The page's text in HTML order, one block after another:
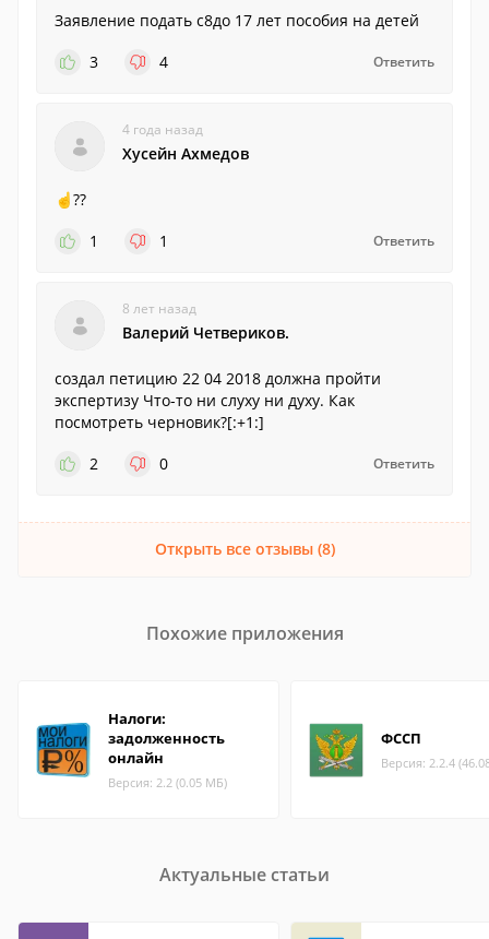
Заявление подать с8до 17 лет пособия на детей
3
4 Ответить
4 года назад
Хусейн Ахмедов
☝️??
1
1 Ответить
8 лет назад
Валерий Четвериков.
создал петицию 22 04 2018 должна пройти
экспертизу Что-то ни слуху ни духу. Как
посмотреть черновик?[:+1:]
2
0 Ответить
Открыть все отзывы (8)
Похожие приложения
Налоги:
задолженность
онлайн
Версия: 2.2 (0.05 МБ)
ФССП
Версия: 2.2.4
Актуальные статьи